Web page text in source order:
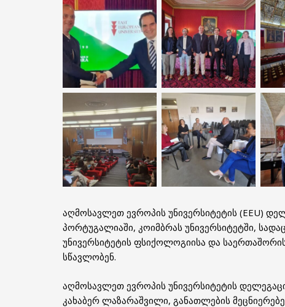
აღმოსავლეთ ევროპის უნივერსიტეტის (EEU)
პორტუგალიაში, კოიმბრას უნივერსიტეტში,
უნივერსიტეტის ფსიქოლოგიისა და
სწავლობენ.
აღმოსავლეთ ევროპის უნივერსიტეტის
კახაბერ ლაზარაშვილი, განათლების